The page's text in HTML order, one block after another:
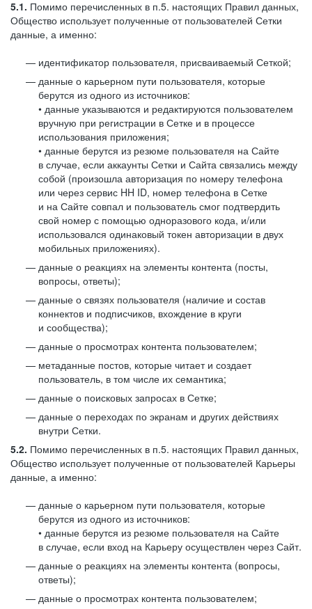
5.1. Помимо перечисленных в п.5. настоящих Правил данных,
Общество использует полученные от пользователей Сетки
данные, а именно:
идентификатор пользователя, присваиваемый Сеткой;
данные о карьерном пути пользователя, которые
берутся из одного из источников:
• данные указываются и редактируются пользователем
вручную при регистрации в Сетке и в процессе
использования приложения;
• данные берутся из резюме пользователя на Сайте
в случае, если аккаунты Сетки и Сайта связались между
собой (произошла авторизация по номеру телефона
или через сервис HH ID, номер телефона в Сетке
и на Сайте совпал и пользователь смог подтвердить
свой номер с помощью одноразового кода, и/или
использовался одинаковый токен авторизации в двух
мобильных приложениях).
данные о реакциях на элементы контента (посты,
вопросы, ответы);
данные о связях пользователя (наличие и состав
коннектов и подписчиков, вхождение в круги
и сообщества);
данные о просмотрах контента пользователем;
метаданные постов, которые читает и создает
пользователь, в том числе их семантика;
данные о поисковых запросах в Сетке;
данные о переходах по экранам и других действиях
внутри Сетки.
5.2. Помимо перечисленных в п.5. настоящих Правил данных,
Общество использует полученные от пользователей Карьеры
данные, а именно:
данные о карьерном пути пользователя, которые
берутся из одного из источников:
• данные берутся из резюме пользователя на Сайте
в случае, если вход на Карьеру осуществлен через Сайт.
данные о реакциях на элементы контента (вопросы,
ответы);
данные о просмотрах контента пользователем;